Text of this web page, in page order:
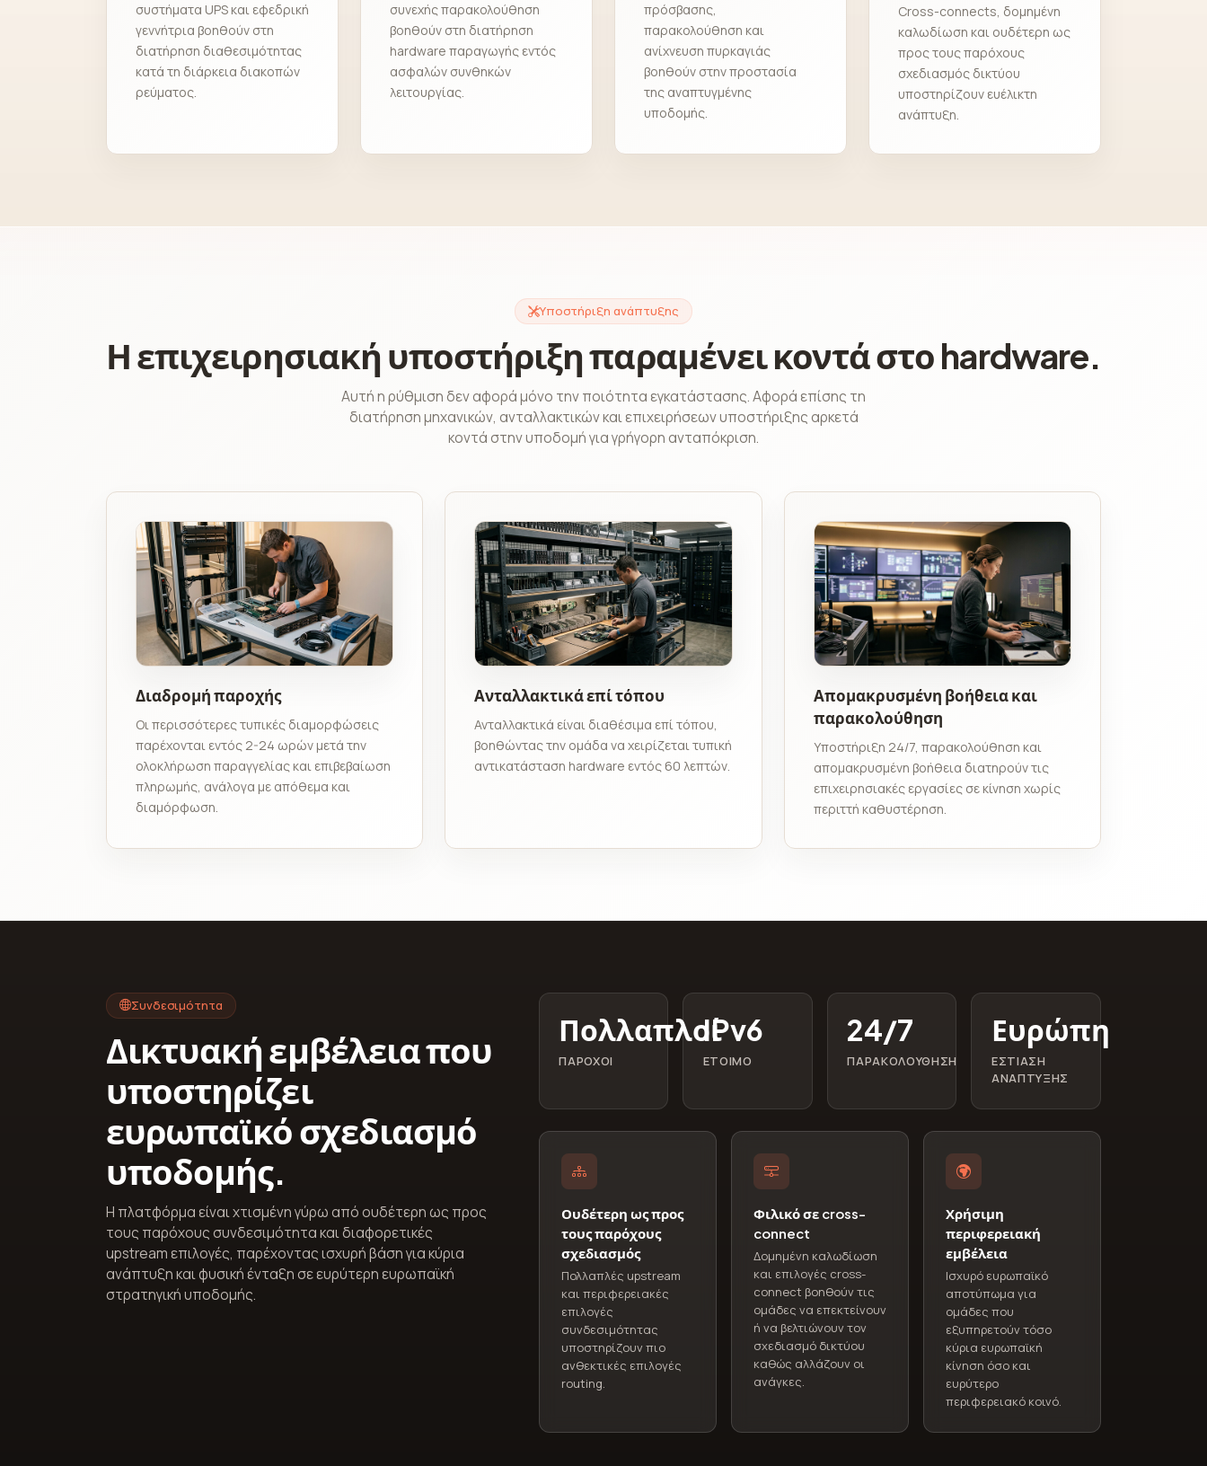
συστήματα UPS και εφεδρική
γεννήτρια βοηθούν στη
διατήρηση διαθεσιμότητας
κατά τη διάρκεια διακοπών
ρεύματος.
συνεχής παρακολούθηση
βοηθούν στη διατήρηση
hardware παραγωγής εντός
ασφαλών συνθηκών
λειτουργίας.
πρόσβασης,
παρακολούθηση και
ανίχνευση πυρκαγιάς
βοηθούν στην προστασία
της αναπτυγμένης
υποδομής.
Cross-connects, δομημένη
καλωδίωση και ουδέτερη ως
προς τους παρόχους
σχεδιασμός δικτύου
υποστηρίζουν ευέλικτη
ανάπτυξη.
Υποστήριξη ανάπτυξης
Η επιχειρησιακή υποστήριξη παραμένει κοντά στο hardware.
Αυτή η ρύθμιση δεν αφορά μόνο την ποιότητα εγκατάστασης. Αφορά επίσης τη
διατήρηση μηχανικών, ανταλλακτικών και επιχειρήσεων υποστήριξης αρκετά
κοντά στην υποδομή για γρήγορη ανταπόκριση.
Διαδρομή παροχής
Οι περισσότερες τυπικές διαμορφώσεις
παρέχονται εντός 2-24 ωρών μετά την
ολοκλήρωση παραγγελίας και επιβεβαίωση
πληρωμής, ανάλογα με απόθεμα και
διαμόρφωση.
Ανταλλακτικά επί τόπου
Ανταλλακτικά είναι διαθέσιμα επί τόπου,
βοηθώντας την ομάδα να χειρίζεται τυπική
αντικατάσταση hardware εντός 60 λεπτών.
Απομακρυσμένη βοήθεια και
παρακολούθηση
Υποστήριξη 24/7, παρακολούθηση και
απομακρυσμένη βοήθεια διατηρούν τις
επιχειρησιακές εργασίες σε κίνηση χωρίς
περιττή καθυστέρηση.
Συνδεσιμότητα
Δικτυακή εμβέλεια που
υποστηρίζει
ευρωπαϊκό σχεδιασμό
υποδομής.
Η πλατφόρμα είναι χτισμένη γύρω από ουδέτερη ως προς
τους παρόχους συνδεσιμότητα και διαφορετικές
upstream επιλογές, παρέχοντας ισχυρή βάση για κύρια
ανάπτυξη και φυσική ένταξη σε ευρύτερη ευρωπαϊκή
στρατηγική υποδομής.
Πολλαπλοί
ΠΆΡΟΧΟΙ
IPv6
ΈΤΟΙΜΟ
24/7
ΠΑΡΑΚΟΛΟΎΘΗΣΗ
Ευρώπη
ΕΣΤΊΑΣΗ
ΑΝΆΠΤΥΞΗΣ
Ουδέτερη ως προς
τους παρόχους
σχεδιασμός
Πολλαπλές upstream
και περιφερειακές
επιλογές
συνδεσιμότητας
υποστηρίζουν πιο
ανθεκτικές επιλογές
routing.
Φιλικό σε cross-
connect
Δομημένη καλωδίωση
και επιλογές cross-
connect βοηθούν τις
ομάδες να επεκτείνουν
ή να βελτιώνουν τον
σχεδιασμό δικτύου
καθώς αλλάζουν οι
ανάγκες.
Χρήσιμη
περιφερειακή
εμβέλεια
Ισχυρό ευρωπαϊκό
αποτύπωμα για
ομάδες που
εξυπηρετούν τόσο
κύρια ευρωπαϊκή
κίνηση όσο και
ευρύτερο
περιφερειακό κοινό.